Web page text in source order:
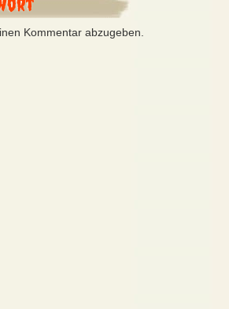
Kommentar abzugeben.